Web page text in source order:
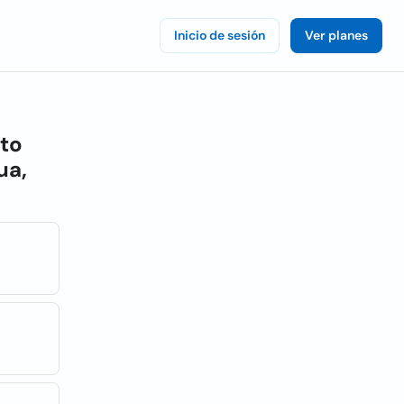
Inicio de sesión Ver planes